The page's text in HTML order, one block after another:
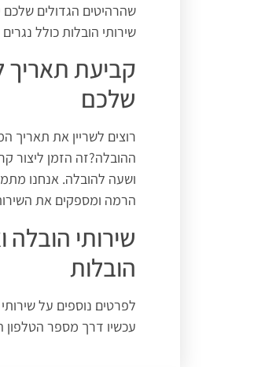
שהרהיטים הגדולים
שירותי הובלות כולל
קביעת
שלכם
רוצים לשריין את תאריך
ההובלה?זה הזמן ליצור
ושעה להובלה. אנחנו
הרמה ומספקים את
שירותי
הובלות
לפרטים נוספים על
עכשיו דרך מספר הטלפון